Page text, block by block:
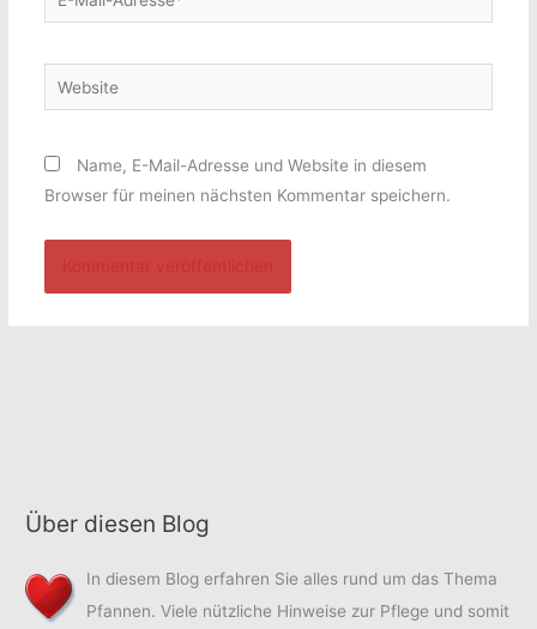
Mail-
Website
Name, E-Mail-Adresse und Website in diesem
Browser für meinen nächsten Kommentar speichern.
Über diesen Blog
In diesem Blog erfahren Sie alles rund um das Thema
Pfannen. Viele nützliche Hinweise zur Pflege und somit